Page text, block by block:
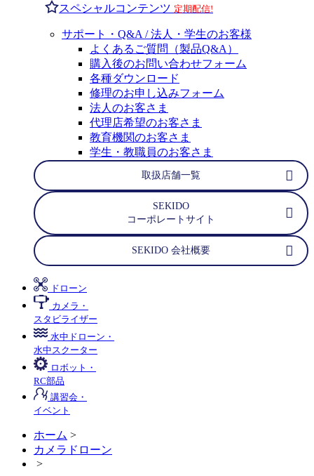
スペシャルコンテンツ 定期配信!
サポート・Q&A / 法人・学生のお客様
よくあるご質問（製品Q&A）
購入後のお問い合わせフォーム
各種ダウンロード
修理のお申し込みフォーム
法人のお客さま
代理店希望のお客さま
教育機関のお客さま
学生・教職員のお客さま
取扱店舗一覧
SEKIDO
コーポレートサイト
SEKIDO 会社概要
ドローン
カメラ・
スタビライザー
水中ドローン・
水中スクーター
ロボット・
RC部品
講習会・
イベント
ホーム >
カメラドローン
>